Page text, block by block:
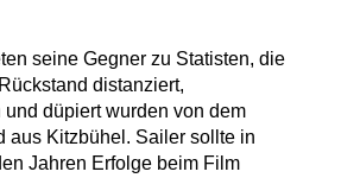
seine Gegner zu Statisten, die
distanziert,
düpiert wurden von dem
aus Kitzbühel. Sailer sollte in
Jahren Erfolge beim Film